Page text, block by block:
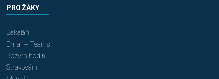
PRO ŽÁKY
Bakaláři
Email + Teams
Rozvrh hodin
Stravování